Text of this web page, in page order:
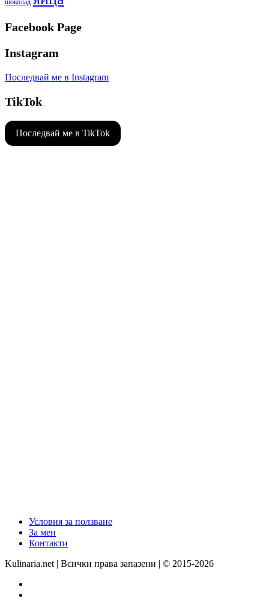
шоколад
Facebook Page
Instagram
Последвай ме в Instagram
TikTok
Последвай ме в TikTok
Условия за ползване
За мен
Контакти
Kulinaria.net | Всички права запазени | © 2015-2026